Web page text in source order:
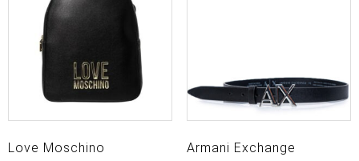
Love Moschino
Armani Exchange